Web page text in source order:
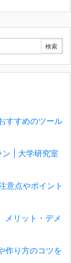
すすめのツール
ン | 大学研究室
意点やポイント
メリット・デメ
作り方のコツを